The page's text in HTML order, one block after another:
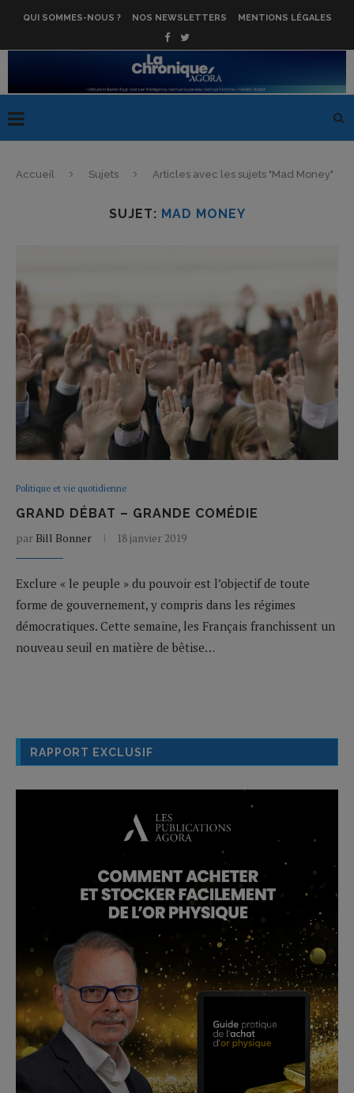
QUI SOMMES-NOUS ? NOS NEWSLETTERS MENTIONS LÉGALES
Accueil Sujets Articles avec les sujets "Mad Money"
SUJET: MAD MONEY
Politique et vie quotidienne
GRAND DÉBAT – GRANDE COMÉDIE
par Bill Bonner 18 janvier 2019
Exclure « le peuple » du pouvoir est l’objectif de toute
forme de gouvernement, y compris dans les régimes
démocratiques. Cette semaine, les Français franchissent un
nouveau seuil en matière de bêtise…
RAPPORT EXCLUSIF